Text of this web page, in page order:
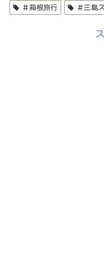
＃箱根旅行 ＃三島